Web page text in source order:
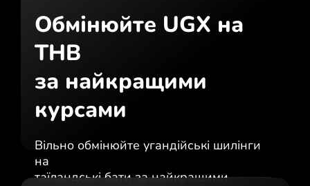
Обмінюйте UGX на
THB
за найкращими
курсами
Вільно обмінюйте угандійські шилінги
на
таїландські бати за найкращими